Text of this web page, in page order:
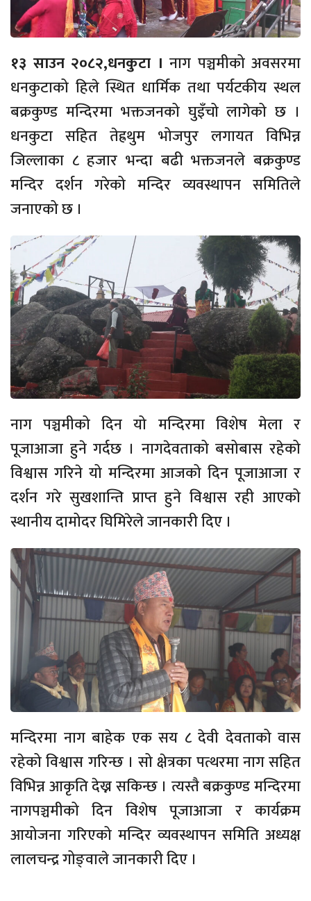
१३ साउन २०८२,धनकुटा । नाग पञ्चमीको अवसरमा
धनकुटाको हिले स्थित धार्मिक तथा पर्यटकीय स्थल
बक्रकुण्ड मन्दिरमा भक्तजनको घुइँचो लागेको छ ।
धनकुटा सहित तेह्रथुम भोजपुर लगायत विभिन्न
जिल्लाका ८ हजार भन्दा बढी भक्तजनले बक्रकुण्ड
मन्दिर दर्शन गरेको मन्दिर व्यवस्थापन समितिले
जनाएको छ ।
नाग पञ्चमीको दिन यो मन्दिरमा विशेष मेला र
पूजाआजा हुने गर्दछ । नागदेवताको बसोबास रहेको
विश्वास गरिने यो मन्दिरमा आजको दिन पूजाआजा र
दर्शन गरे सुखशान्ति प्राप्त हुने विश्वास रही आएको
स्थानीय दामोदर घिमिरेले जानकारी दिए ।
मन्दिरमा नाग बाहेक एक सय ८ देवी देवताको वास
रहेको विश्वास गरिन्छ । सो क्षेत्रका पत्थरमा नाग सहित
विभिन्न आकृति देख्न सकिन्छ । त्यस्तै बक्रकुण्ड मन्दिरमा
नागपञ्चमीको दिन विशेष पूजाआजा र कार्यक्रम
आयोजना गरिएको मन्दिर व्यवस्थापन समिति अध्यक्ष
लालचन्द्र गोङ्वाले जानकारी दिए ।